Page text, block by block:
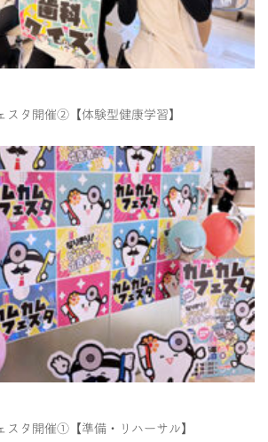
スタ開催②【体験型健康学習】
スタ開催①【準備・リハーサル】